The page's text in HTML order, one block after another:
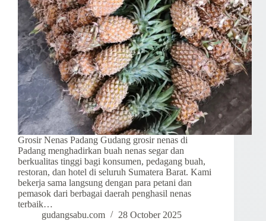
Grosir Nenas Padang Gudang grosir nenas di
Padang menghadirkan buah nenas segar dan
berkualitas tinggi bagi konsumen, pedagang buah,
restoran, dan hotel di seluruh Sumatera Barat. Kami
bekerja sama langsung dengan para petani dan
pemasok dari berbagai daerah penghasil nenas
terbaik…
gudangsabu.com
28 October 2025